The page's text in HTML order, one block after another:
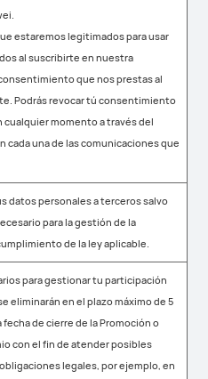
estaremos legitimados para usar
al suscribirte en nuestra
que nos prestas al
Podrás revocar tú consentimiento
cualquier momento a través del
cada una de las comunicaciones que
datos personales a terceros salvo
para la gestión de la
de la ley aplicable.
para gestionar tu participación
eliminarán en el plazo máximo de 5
fecha de cierre de la Promoción o
con el fin de atender posibles
legales, por ejemplo, en